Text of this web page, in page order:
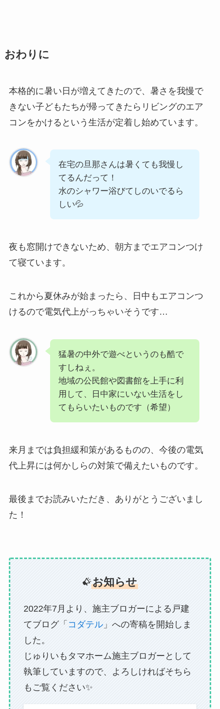
おわりに
本格的に暑い日が増えてきたので、暑さを我慢で
きない子どもたちが帰ってきたらリビングのエア
コンをかけるという生活が定着し始めています。
在宅の旦那さんは暑くても我慢し
てるんだって！
水のシャワー浴びてしのいでるら
しい💦
夜も窓開けできないため、朝方までエアコンつけ
て寝ています。
これから夏休みが始まったら、日中もエアコンつ
けるので電気代上がっちゃいそうです…
猛暑の中外で遊べというのも酷で
すしねぇ。
地域の公民館や図書館を上手に利
用して、日中家にいない生活をし
てもらいたいものです（希望）
来月までは負担緩和策があるものの、今後の電気
代上昇には何かしらの対策で備えたいものです。
最後までお読みいただき、ありがとうございまし
た！
お知らせ
2022年7月より、施主ブロガーによる戸建
てブログ「 コダテル」への寄稿を開始しま
した。
じゅりいもタマホーム施主ブロガーとして
執筆していますので、よろしければそちら
もご覧ください✨